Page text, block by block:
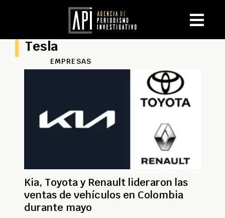
Tesla
EMPRESAS
Kia, Toyota y Renault lideraron las
ventas de vehículos en Colombia
durante mayo